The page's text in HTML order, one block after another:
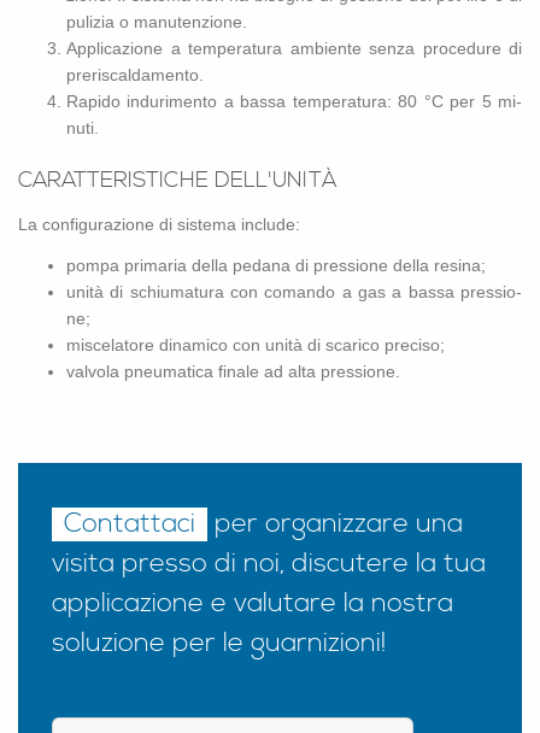
pu­li­zia o ma­nu­ten­zio­ne.
Ap­pli­ca­zio­ne a tem­pe­ra­tu­ra am­bien­te senza pro­ce­du­re di
pre­ri­scal­da­men­to.
Ra­pi­do in­du­ri­men­to a bassa tem­pe­ra­tu­ra: 80 °C per 5 mi­
nu­ti.
CA­RAT­TE­RI­STI­CHE DEL­L'U­NI­TÀ
La con­fi­gu­ra­zio­ne di si­ste­ma in­clu­de:
pompa pri­ma­ria della pe­da­na di pres­sio­ne della re­si­na;
unità di schiu­ma­tu­ra con co­man­do a gas a bassa pres­sio­
ne;
mi­sce­la­to­re di­na­mi­co con unità di sca­ri­co pre­ci­so;
val­vo­la pneu­ma­ti­ca fi­na­le ad alta pres­sio­ne.
Contattaci
per organizzare una
visita presso di noi, discutere la tua
applicazione e valutare la nostra
soluzione per le guarnizioni!